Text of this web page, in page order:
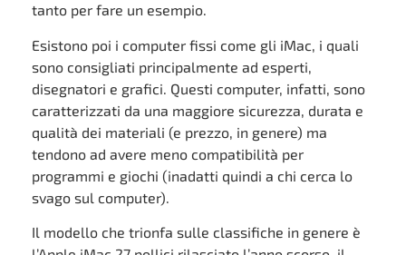
tanto per fare un esempio.
Esistono poi i computer fissi come gli iMac, i quali
sono consigliati principalmente ad esperti,
disegnatori e grafici. Questi computer, infatti, sono
caratterizzati da una maggiore sicurezza, durata e
qualità dei materiali (e prezzo, in genere) ma
tendono ad avere meno compatibilità per
programmi e giochi (inadatti quindi a chi cerca lo
svago sul computer).
Il modello che trionfa sulle classifiche in genere è